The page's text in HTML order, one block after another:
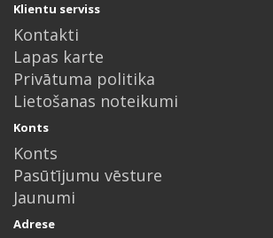
Klientu serviss
Kontakti
Lapas karte
Privātuma politika
Lietošanas noteikumi
Konts
Konts
Pasūtījumu vēsture
Jaunumi
Adrese